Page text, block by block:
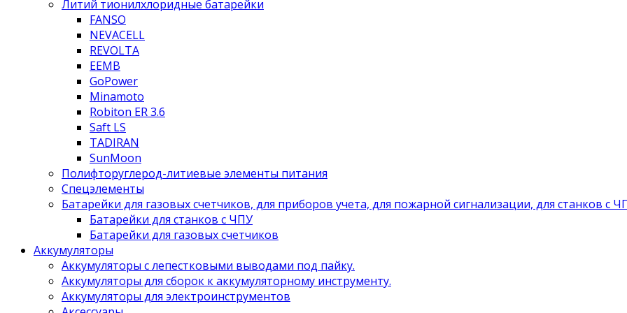
Литий тионилхлоридные батарейки
FANSO
NEVACELL
REVOLTA
EEMB
GoPower
Minamoto
Robiton ER 3.6
Saft LS
TADIRAN
SunMoon
Полифторуглерод-литиевые элементы питания
Спецэлементы
Батарейки для газовых счетчиков, для приборов учета, для пожарной сигнализации, для станков с
Батарейки для станков с ЧПУ
Батарейки для газовых счетчиков
Аккумуляторы
Аккумуляторы с лепестковыми выводами под пайку.
Аккумуляторы для сборок к аккумуляторному инструменту.
Аккумуляторы для электроинструментов